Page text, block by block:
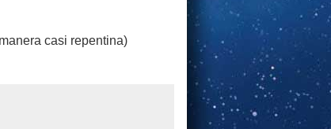
casi repentina)